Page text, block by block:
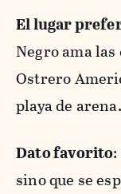
El lugar
Negro ama
Ostrero
playa de arena.
Dato favorito
sino que se